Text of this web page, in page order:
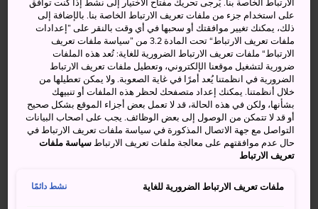
أنشطة ومعالم رائعة
تجربة نينجا مكتملة في متحف وقلعة إيغا
رحلة استكشاف إلى الشلالات حيث كان يتم تدرب
النينجا سابقًا.
منتجع ينابيع ساخنة هادئ به منحدرات تزلج على بعد
مسافة قصيرة بالتلفريك
الارتباط الخاصة بنا. يُرجى تحريك مفتاح الاختيار إلى نشط إذا كنت توافق
على استخدام جزء من ملفات تعريف الارتباط الخاصة بنا. بالإضافة إلى
ذلك، يمكنك تغيير موافقتك أو سحبها في أي وقت بالنقر على ”إعدادات
ملفات تعريف الارتباط“ تحت المادة 3.2 من ”سياسة ملفات تعريف
الارتباط“ ملفات تعريف الارتباط الضرورية للغاية: تُعد هذه الملفات
ضرورية لتشغيل موقعنا الإلكتروني، وتعطيل ملفات تعريف الارتباط
الضرورية في انظمتنا يُعد أمرًا في غاية الصعوبة. ولا يمكن تعطيلها من
خلال أنظمتنا. يمكنك إعداد متصفحك لحظر هذه الملفات أو تنبيهك
بشأنها، ولكن في هذه الحالة، قد لا تعمل بعض أجزاء الموقع بشكل صحيح
أو قد لا تتمكن من الوصول إلى بعض الوظائف. يجب على اصحاب البيانات
التواصل مع جهة الاتصال المذكورة في سياسة ملفات تعريف الارتباط في
حال عدم موافقتهم على معالجة ملفات تعريف الارتباطسياسة ملفات
تعريف الارتباط
ملفات تعريف الارتباط الضرورية للغاية نشط دائمًا